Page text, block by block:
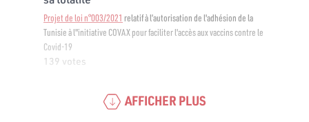
Projet de loi n°003/2021 relatif à l’autorisation de l'adhésion de la
Tunisie à l"initiative COVAX pour faciliter l'accès aux vaccins contre le
Covid-19
139 votes
AFFICHER PLUS